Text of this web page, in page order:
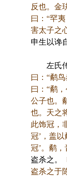
反也。金
曰：“罕
害太子之
申生以谗
左氏传
曰：“鹬
曰：“鹬
公子也。
也。天之
此饰冠，
冠’，盖
冠’。鹬，
盗杀之。
盗杀之于